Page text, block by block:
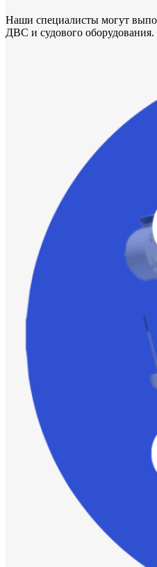
Наши специалисты могут
ДВС и судового оборудования.